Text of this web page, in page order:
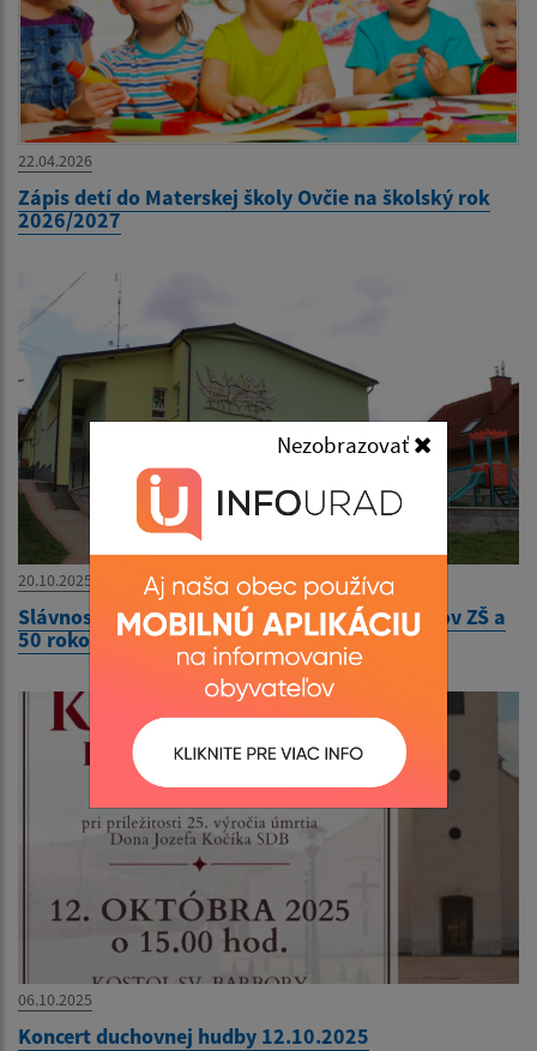
Nezobrazovať
22.04.2026
Zápis detí do Materskej školy Ovčie na školský rok
2026/2027
20.10.2025
Slávnostné stretnutie pri príležitosti 100 rokov ZŠ a
50 rokov MŠ Ovčie
06.10.2025
Koncert duchovnej hudby 12.10.2025